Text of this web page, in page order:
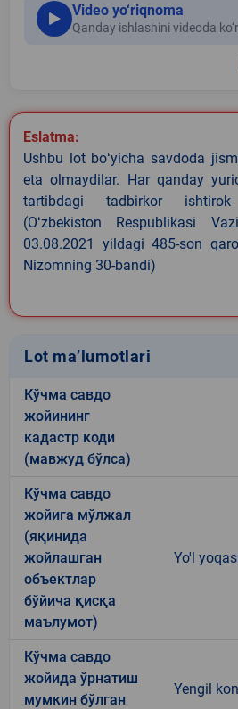
Video yo‘riqnoma
Qanday ishlashini videoda
Eslatma:
Ushbu lot boʻyicha savdoda
eta olmaydilar. Har qanday
tartibdagi tadbirkor
(Oʻzbekiston Respublikasi
03.08.2021 yildagi 485-son
Nizomning 30-bandi)
Lot ma’lumotlari
Кўчма савдо
жойининг
кадастр коди
(мавжуд бўлса)
Кўчма савдо
жойига мўлжал
(яқинида
жойлашган
объектлар
бўйича қисқа
маълумот)
Yo'l
Кўчма савдо
жойида ўрнатиш
мумкин бўлган
Yengil